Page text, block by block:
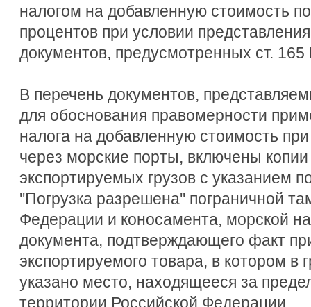
налогом на добавленную стоимость
процентов при условии
документов, предусмотренных ст. 165
В перечень документов,
для обоснования правомерности
налога на добавленную стоимость
через морские порты, включены копии
экспортируемых грузов с указанием
''Погрузка разрешена'' пограничной
Федерации и коносамента, морской
документа, подтверждающего факт
экспортируемого товара, в котором в
указано место, находящееся за
территории Российской Федерации.